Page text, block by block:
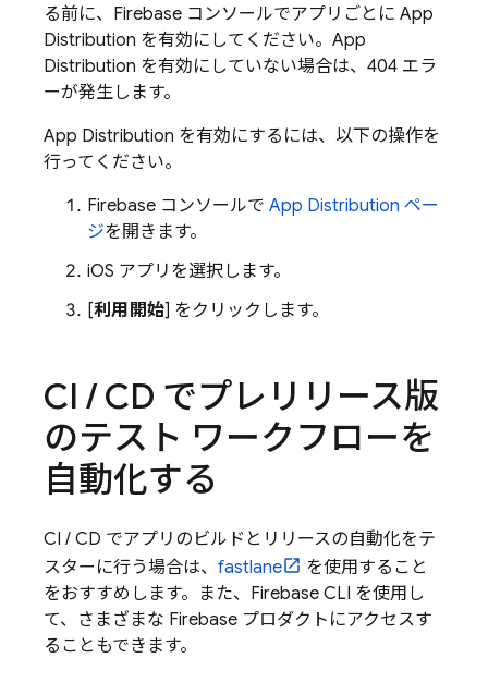
る前に、 Firebase コンソールでアプリごとに App
Distribution を有効にしてください。 App
Distribution を有効にしていない場合は、404 エラ
ーが発生します。
App Distribution を有効にするには、以下の操作を
行ってください。
Firebase コンソールで App Distribution ペー
ジを開きます。
iOS アプリを選択します。
[利用開始] をクリックします。
CI /CD でプレリリース版
のテスト ワークフローを
自動化する
CI / CD でアプリのビルドとリリースの自動化をテ
スターに行う場合は、 fastlane
を使用すること
をおすすめします。また、 Firebase CLI を使用し
て、さまざまな Firebase プロダクトにアクセスす
ることもできます。